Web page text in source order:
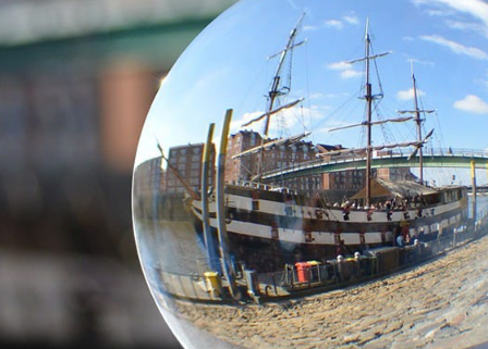
BREMEN SO
GESEHEN